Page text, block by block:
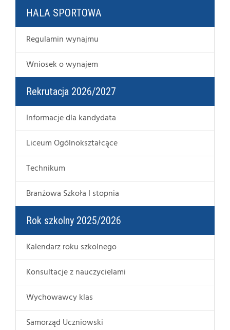
HALA SPORTOWA
Regulamin wynajmu
Wniosek o wynajem
Rekrutacja 2026/2027
Informacje dla kandydata
Liceum Ogólnokształcące
Technikum
Branżowa Szkoła I stopnia
Rok szkolny 2025/2026
Kalendarz roku szkolnego
Konsultacje z nauczycielami
Wychowawcy klas
Samorząd Uczniowski